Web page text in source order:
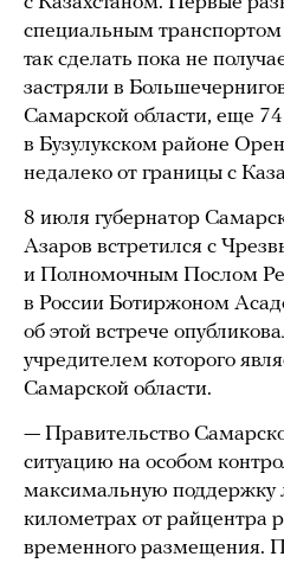
специальным транспортом
так сделать пока не
застряли в
Самарской области, еще
в Бузулукском районе
недалеко от границы с
8 июля губернатор
Азаров встретился с
и Полномочным Послом
в России Ботиржоном
об этой встрече
учредителем которого
Самарской области.
— Правительство
ситуацию на особом
максимальную поддержку
километрах от райцентра
временного размещения.